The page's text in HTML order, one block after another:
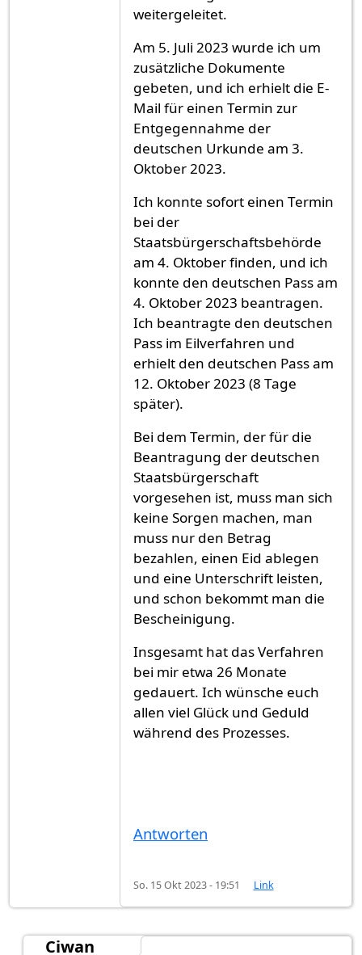
weitergeleitet.
Am 5. Juli 2023 wurde ich um
zusätzliche Dokumente
gebeten, und ich erhielt die E-
Mail für einen Termin zur
Entgegennahme der
deutschen Urkunde am 3.
Oktober 2023.
Ich konnte sofort einen Termin
bei der
Staatsbürgerschaftsbehörde
am 4. Oktober finden, und ich
konnte den deutschen Pass am
4. Oktober 2023 beantragen.
Ich beantragte den deutschen
Pass im Eilverfahren und
erhielt den deutschen Pass am
12. Oktober 2023 (8 Tage
später).
Bei dem Termin, der für die
Beantragung der deutschen
Staatsbürgerschaft
vorgesehen ist, muss man sich
keine Sorgen machen, man
muss nur den Betrag
bezahlen, einen Eid ablegen
und eine Unterschrift leisten,
und schon bekommt man die
Bescheinigung.
Insgesamt hat das Verfahren
bei mir etwa 26 Monate
gedauert. Ich wünsche euch
allen viel Glück und Geduld
während des Prozesses.
Antworten
So. 15 Okt 2023 - 19:51 Link
Ciwan